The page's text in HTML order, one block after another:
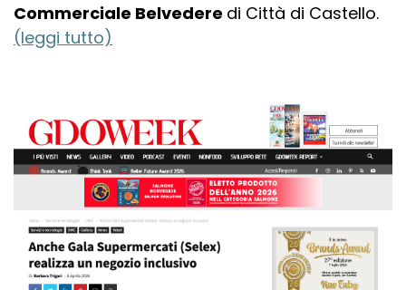
Commerciale Belvedere di Città di Castello.
(leggi tutto)